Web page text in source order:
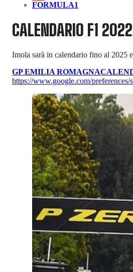
FORMULA1
CALENDARIO F1
Imola sarà in calendario fino al 2025
GP EMILIA ROMAGNA
https://www.google.com/preferences/